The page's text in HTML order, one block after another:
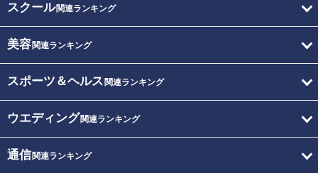
スクール関連ランキング
美容関連ランキング
スポーツ＆ヘルス 関連ランキング
ウエディング関連ランキング
通信関連ランキング